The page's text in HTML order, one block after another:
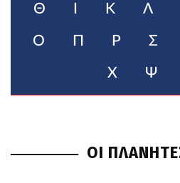
Θ Κ Λ
Ο Π Ρ Σ
Χ Ψ
ΟΙ